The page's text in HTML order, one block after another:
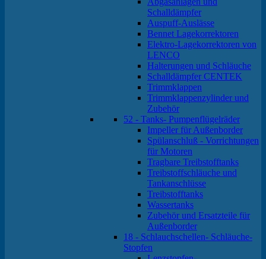
Schalldämpfer
Auspuff-Auslässe
Bennet Lagekorrektoren
Elektro-Lagekorrektoren von
LENCO
Halterungen und Schläuche
Schalldämpfer CENTEK
Trimmklappen
Trimmklappenzylinder und
Zubehör
52 - Tanks- Pumpenflügelräder
Impeller für Außenborder
Spülanschluß - Vorrichtungen
für Motoren
Tragbare Treibstofftanks
Treibstoffschläuche und
Tankanschlüsse
Treibstofftanks
Wassertanks
Zubehör und Ersatzteile für
Außenborder
18 - Schlauchschellen- Schläuche-
Stopfen